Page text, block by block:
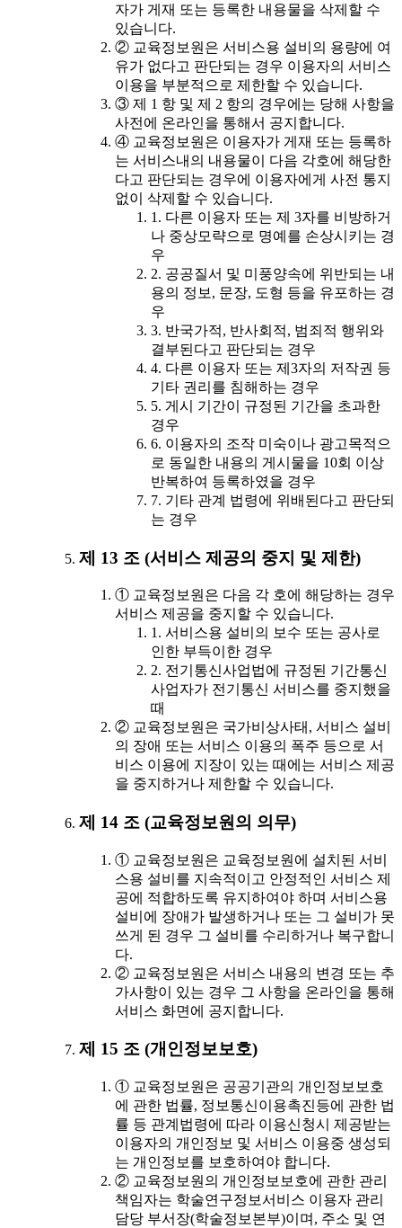
자가 게재 또는 등록한 내용물을 삭제할 수
있습니다.
② 교육정보원은 서비스용 설비의 용량에 여
유가 없다고 판단되는 경우 이용자의 서비스
이용을 부분적으로 제한할 수 있습니다.
③ 제 1 항 및 제 2 항의 경우에는 당해 사항을
사전에 온라인을 통해서 공지합니다.
④ 교육정보원은 이용자가 게재 또는 등록하
는 서비스내의 내용물이 다음 각호에 해당한
다고 판단되는 경우에 이용자에게 사전 통지
없이 삭제할 수 있습니다.
1. 다른 이용자 또는 제 3자를 비방하거
나 중상모략으로 명예를 손상시키는 경
우
2. 공공질서 및 미풍양속에 위반되는 내
용의 정보, 문장, 도형 등을 유포하는 경
우
3. 반국가적, 반사회적, 범죄적 행위와
결부된다고 판단되는 경우
4. 다른 이용자 또는 제3자의 저작권 등
기타 권리를 침해하는 경우
5. 게시 기간이 규정된 기간을 초과한
경우
6. 이용자의 조작 미숙이나 광고목적으
로 동일한 내용의 게시물을 10회 이상
반복하여 등록하였을 경우
7. 기타 관계 법령에 위배된다고 판단되
는 경우
제 13 조 (서비스 제공의 중지 및 제한)
① 교육정보원은 다음 각 호에 해당하는 경우
서비스 제공을 중지할 수 있습니다.
1. 서비스용 설비의 보수 또는 공사로
인한 부득이한 경우
2. 전기통신사업법에 규정된 기간통신
사업자가 전기통신 서비스를 중지했을
때
② 교육정보원은 국가비상사태, 서비스 설비
의 장애 또는 서비스 이용의 폭주 등으로 서
비스 이용에 지장이 있는 때에는 서비스 제공
을 중지하거나 제한할 수 있습니다.
제 14 조 (교육정보원의 의무)
① 교육정보원은 교육정보원에 설치된 서비
스용 설비를 지속적이고 안정적인 서비스 제
공에 적합하도록 유지하여야 하며 서비스용
설비에 장애가 발생하거나 또는 그 설비가 못
쓰게 된 경우 그 설비를 수리하거나 복구합니
다.
② 교육정보원은 서비스 내용의 변경 또는 추
가사항이 있는 경우 그 사항을 온라인을 통해
서비스 화면에 공지합니다.
제 15 조 (개인정보보호)
① 교육정보원은 공공기관의 개인정보보호
에 관한 법률, 정보통신이용촉진등에 관한 법
률 등 관계법령에 따라 이용신청시 제공받는
이용자의 개인정보 및 서비스 이용중 생성되
는 개인정보를 보호하여야 합니다.
② 교육정보원의 개인정보보호에 관한 관리
책임자는 학술연구정보서비스 이용자 관리
담당 부서장(학술정보본부)이며, 주소 및 연